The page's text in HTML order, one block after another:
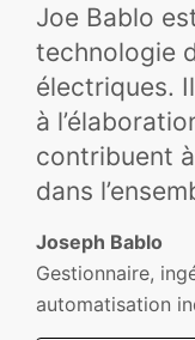
Joe Bablo
technologie
électriques.
à
contribuent
dans
Joseph Bablo
Gestionnaire,
automatisation